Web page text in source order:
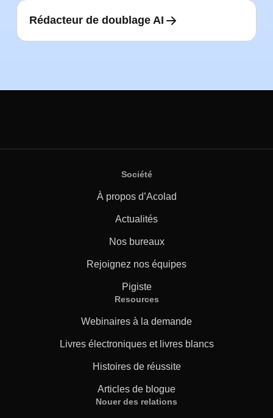
Rédacteur de doublage AI
Société
À propos d’Acolad
Actualités
Nos bureaux
Rejoignez nos équipes
Pigiste
Resources
Webinaires à la demande
Livres électroniques et livres blancs
Histoires de réussite
Articles de blogue
Nouer des relations